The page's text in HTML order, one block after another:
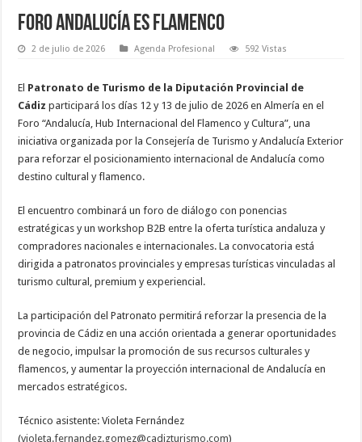
Foro Andalucía es Flamenco
2 de julio de 2026 Agenda Profesional 592 Vistas
El Patronato de Turismo de la Diputación Provincial de
Cádiz participará los días 12 y 13 de julio de 2026 en Almería en el
Foro “Andalucía, Hub Internacional del Flamenco y Cultura”, una
iniciativa organizada por la Consejería de Turismo y Andalucía Exterior
para reforzar el posicionamiento internacional de Andalucía como
destino cultural y flamenco.
El encuentro combinará un foro de diálogo con ponencias
estratégicas y un workshop B2B entre la oferta turística andaluza y
compradores nacionales e internacionales. La convocatoria está
dirigida a patronatos provinciales y empresas turísticas vinculadas al
turismo cultural, premium y experiencial.
La participación del Patronato permitirá reforzar la presencia de la
provincia de Cádiz en una acción orientada a generar oportunidades
de negocio, impulsar la promoción de sus recursos culturales y
flamencos, y aumentar la proyección internacional de Andalucía en
mercados estratégicos.
Técnico asistente: Violeta Fernández
(violeta.fernandez.gomez@cadizturismo.com)